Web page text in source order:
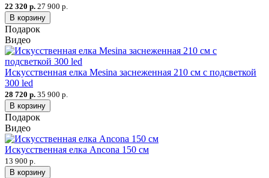
22 320 р. 27 900 р.
В корзину
Подарок
Видео
Искусственная елка Mesina заснеженная 210 см с подсветкой
300 led
28 720 р. 35 900 р.
В корзину
Подарок
Видео
Искусственная елка Ancona 150 см
13 900 р.
В корзину